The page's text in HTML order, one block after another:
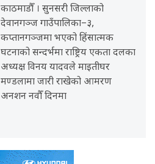
काठमाडौँ । सुनसरी जिल्लाको
देवानगञ्ज गाउँपालिका–३,
कप्तानगञ्जमा भएको हिंसात्मक
घटनाको सन्दर्भमा राष्ट्रिय एकता दलका
अध्यक्ष विनय यादवले माइतीघर
मण्डलामा जारी राखेको आमरण
अनशन नवौँ दिनमा